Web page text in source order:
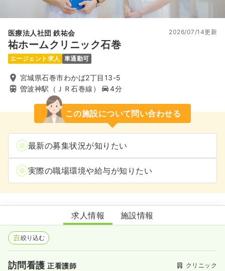
医療法人社団 鉄祐会
祐ホームクリニック石巻
2026/07/14更新
エージェント求人 車通勤可
宮城県石巻市わかば2丁目13-5
曽波神駅（ＪＲ石巻線）
4分
この施設について問い合わせる
最新の募集状況が知りたい
実際の職場環境や給与が知りたい
祐ホームクリニック石巻
求人情報 施設情報
絞り込む
訪問看護正看護師 クリニック